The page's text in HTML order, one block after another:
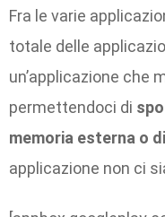
Fra le varie
totale delle
un’applicazione che
permettendoci di
memoria esterna o
applicazione non ci